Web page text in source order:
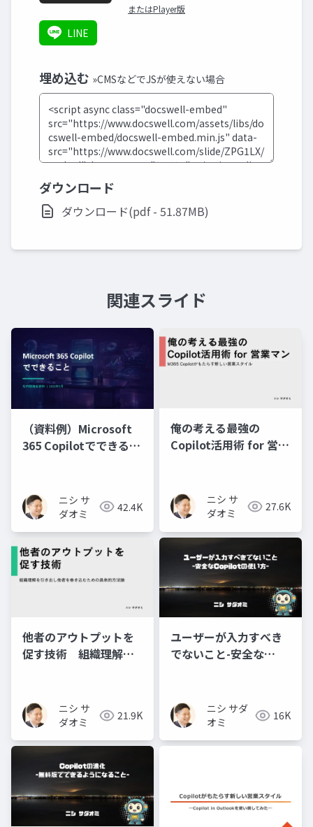
またはPlayer版
LINE
埋め込む »CMSなどでJSが使えない場合
ダウンロード
ダウンロード(pdf - 51.87MB)
関連スライド
（資料例）Microsoft
365 Copilotでできるこ
ニシ サ
ダオミ
42.4K
俺の考える最強の
Copilot活用術 for 営業
タイル～ニシ サ
ダオミ
27.6K
他者のアウトプットを
促す技術 組織理解を
ニシ サ
ダオミ
21.9K
ユーザーが入力すべき
でないこと-安全な
ニシ サダ
オミ
16K